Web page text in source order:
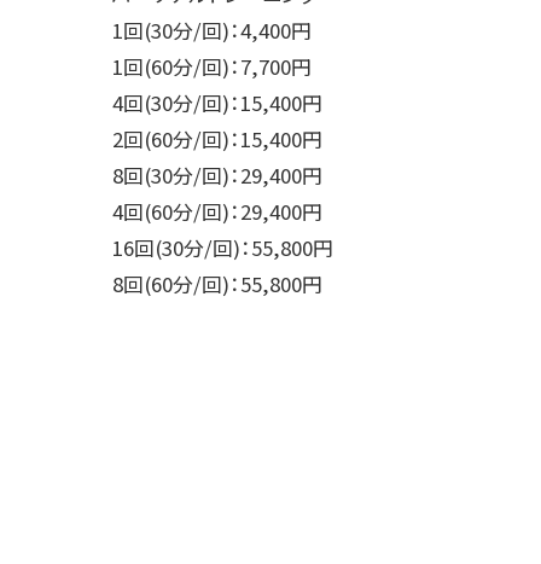
1回(30分/回)：4,400円
1回(60分/回)：7,700円
4回(30分/回)：15,400円
2回(60分/回)：15,400円
8回(30分/回)：29,400円
4回(60分/回)：29,400円
16回(30分/回)：55,800円
8回(60分/回)：55,800円